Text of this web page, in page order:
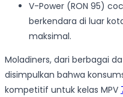
V-Power (RON 95)
berkendara di luar
maksimal.
Moladiners, dari berbagai
disimpulkan bahwa
kompetitif untuk kelas MPV